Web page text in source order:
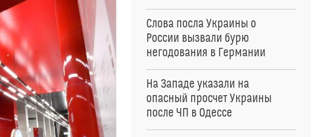
Слова посла Украины о
России вызвали бурю
негодования в Германии
На Западе указали на
опасный просчет Украины
после ЧП в Одессе